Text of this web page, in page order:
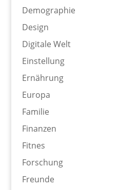
Demographie
Design
Digitale Welt
Einstellung
Ernährung
Europa
Familie
Finanzen
Fitnes
Forschung
Freunde